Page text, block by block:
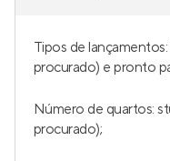
Tipos de
procurado) e pronto
Número de quartos:
procurado);